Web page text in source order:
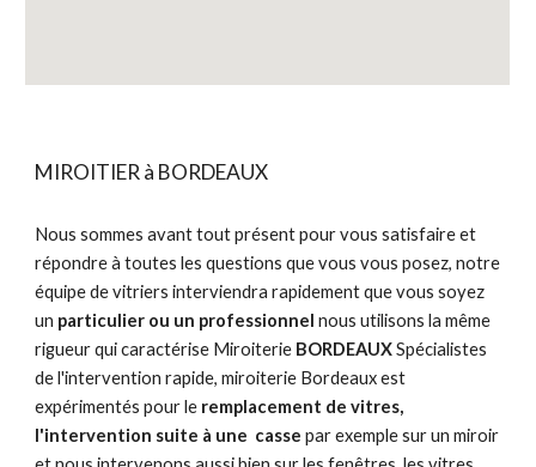
MIROITIER à BORDEAUX
Nous sommes avant tout présent pour vous satisfaire et
répondre à toutes les questions que vous vous posez, notre
équipe de vitriers interviendra rapidement que vous soyez
un particulier ou un professionnel nous utilisons la même
rigueur qui caractérise Miroiterie BORDEAUXSpécialistes
de l'intervention rapide, miroiterie Bordeaux est
expérimentés pour le remplacement de vitres,
l'intervention suite à une casse par exemple sur un miroir